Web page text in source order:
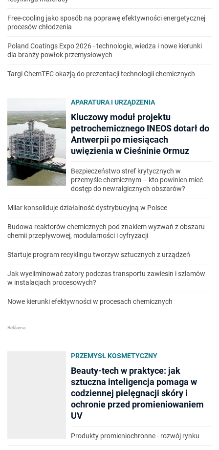
Free-cooling jako sposób na poprawę efektywności energetycznej
procesów chłodzenia
Poland Coatings Expo 2026 - technologie, wiedza i nowe kierunki
dla branży powłok przemysłowych
Targi ChemTEC okazją do prezentacji technologii chemicznych
APARATURA I URZĄDZENIA
Kluczowy moduł projektu
petrochemicznego INEOS dotarł do
Antwerpii po miesiącach
uwięzienia w Cieśninie Ormuz
Bezpieczeństwo stref krytycznych w
przemyśle chemicznym – kto powinien mieć
dostęp do newralgicznych obszarów?
Milar konsoliduje działalność dystrybucyjną w Polsce
Budowa reaktorów chemicznych pod znakiem wyzwań z obszaru
chemii przepływowej, modularności i cyfryzacji
Startuje program recyklingu tworzyw sztucznych z urządzeń
Jak wyeliminować zatory podczas transportu zawiesin i szlamów
w instalacjach procesowych?
Nowe kierunki efektywności w procesach chemicznych
PRZEMYSŁ KOSMETYCZNY
Beauty-tech w praktyce: jak
sztuczna inteligencja pomaga w
codziennej pielęgnacji skóry i
ochronie przed promieniowaniem
UV
Produkty promieniochronne - rozwój rynku